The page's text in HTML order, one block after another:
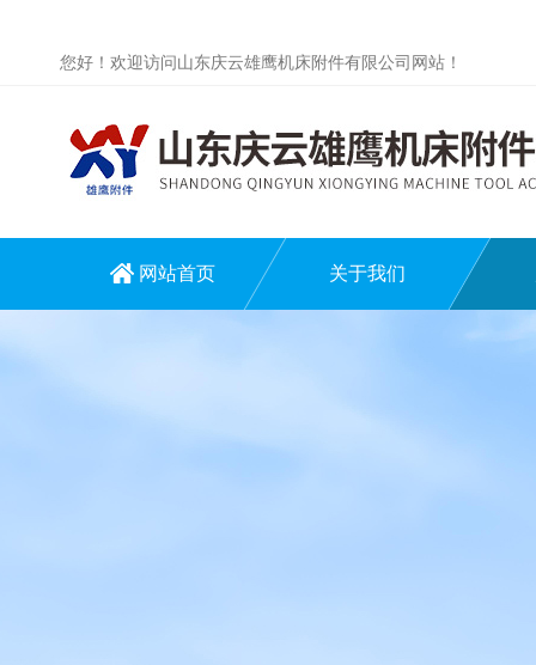
您好！欢迎访问山东庆云雄鹰机床附件有限公司网站！
网站首页 关于我们